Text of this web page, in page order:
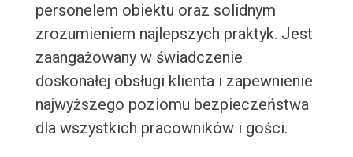
personelem obiektu oraz solidnym
zrozumieniem najlepszych praktyk. Jest
zaangażowany w świadczenie
doskonałej obsługi klienta i zapewnienie
najwyższego poziomu bezpieczeństwa
dla wszystkich pracowników i gości.